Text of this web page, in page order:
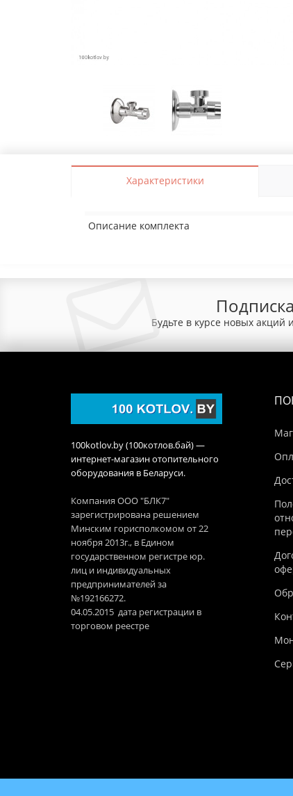
Характеристики
Описание комплекта
Будьте в курсе новых
100kotlov.by (100котлов.бай) —
интернет-магазин отопительного
оборудования в Беларуси.
Компания ООО "БЛК7"
зарегистрирована решением
Минским горисполкомом от 22
ноября 2013г., в Едином
государственном регистре юр.
лиц и индивидуальных
предпринимателей за
№192166272.
04.05.2015 дата регистрации в
торговом реестре